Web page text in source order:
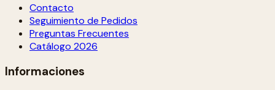
Contacto
Seguimiento de Pedidos
Preguntas Frecuentes
Catálogo 2026
Informaciones